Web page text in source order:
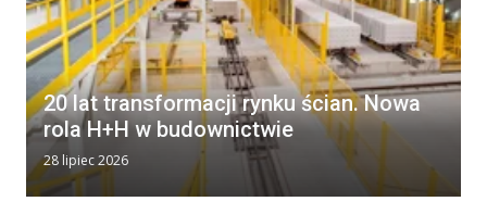
20 lat transformacji rynku ścian. Nowa
rola H+H w budownictwie
28 lipiec 2026